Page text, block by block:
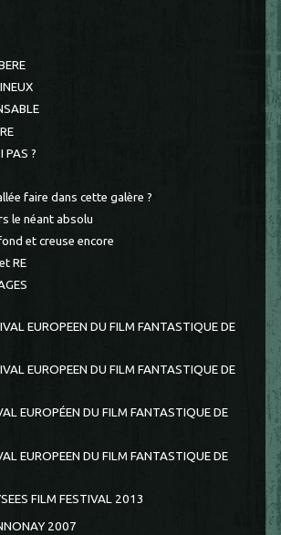
PAS ?
faire dans cette galère ?
le néant absolu
et creuse encore
RE
EUROPEEN DU FILM FANTASTIQUE DE
EUROPEEN DU FILM FANTASTIQUE DE
EUROPÉEN DU FILM FANTASTIQUE DE
EUROPEEN DU FILM FANTASTIQUE DE
FILM FESTIVAL 2013
2007